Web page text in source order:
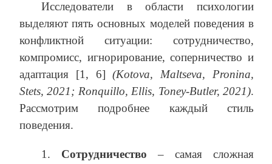
Исследователи в области психологии
выделяют пять основных моделей поведения в
конфликтной ситуации: сотрудничество,
компромисс, игнорирование, соперничество и
адаптация [1, 6](Kotova, Maltseva, Pronina,
Stets, 2021; Ronquillo, Ellis, Toney-Butler, 2021).
Рассмотрим подробнее каждый стиль
поведения.
1. Сотрудничество – самая сложная